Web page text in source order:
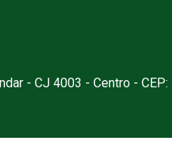
- CJ 4003 - Centro - CEP: